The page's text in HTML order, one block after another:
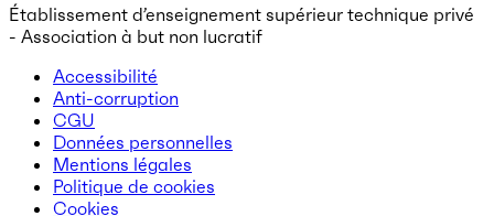
Établissement d’enseignement supérieur technique privé
- Association à but non lucratif
Accessibilité
Anti-corruption
CGU
Données personnelles
Mentions légales
Politique de cookies
Cookies